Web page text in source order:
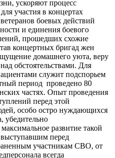
ускоряют процесс
участия в концертах
боевых действий
и единения боевого
прошедших схожие
концертных бригад жен
домашнего уюта, веру
обстоятельствами. Для
служит подспорьем
период проведено 80
частях. Опыт проведения
перед этой
особо остро нуждающихся
убедительно
развитие такой
выступавшим перед
участникам СВО, от
всегда